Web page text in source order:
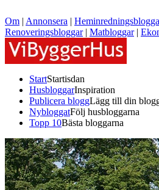
Om | Annonsera |
Renoveringsbloggar| Matbloggar|
StartStartisdan
HusbloggarInspiration
Publicera bloggLägg till din
NybloggatFölj husbloggarna
Topp 10Bästa bloggarna